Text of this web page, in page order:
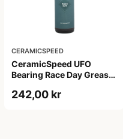
CERAMICSPEED
CeramicSpeed UFO
Bearing Race Day Grease
242,00 kr